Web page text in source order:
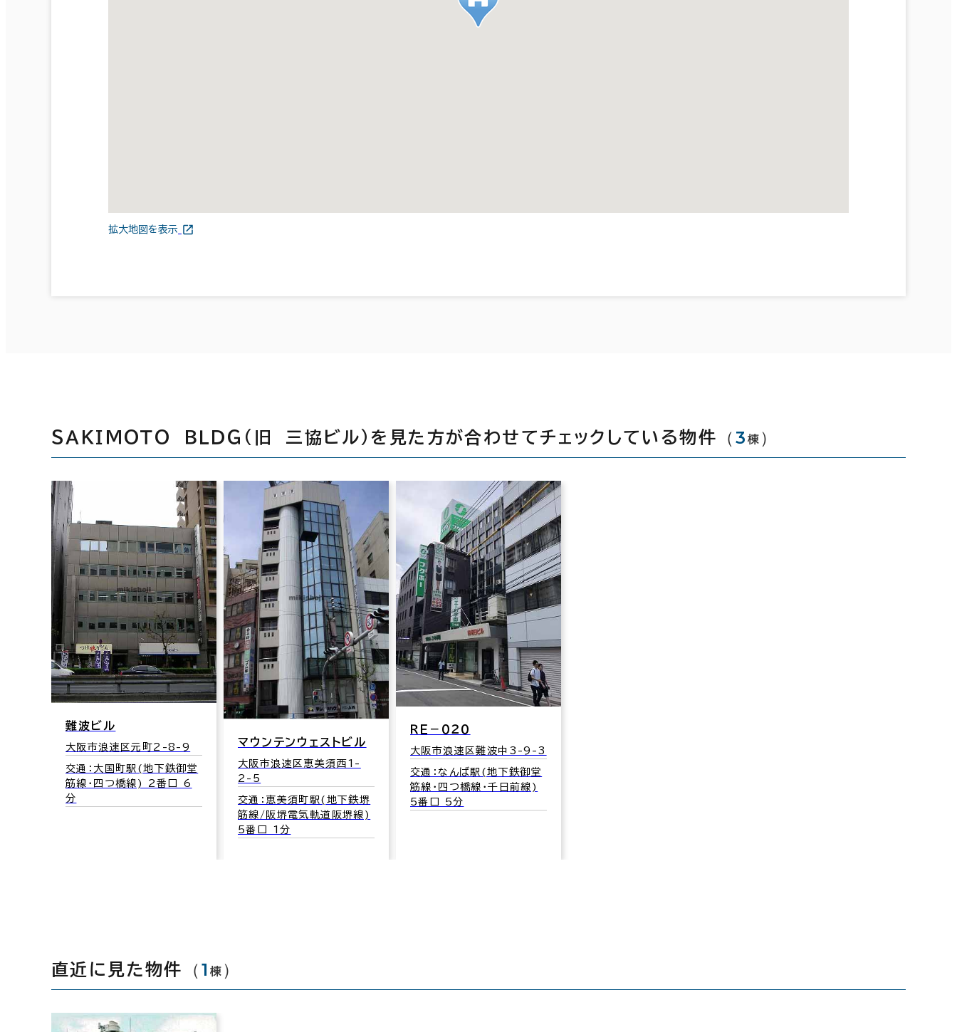
拡大地図を表示
ＳＡＫＩＭＯＴＯ ＢＬＤＧ（旧 三協ビル）を見た方が合わせてチェックしている物件 （3 棟 ）
難波ビル
大阪市浪速区元町2-8-9
交通：大国町駅(地下鉄御堂
筋線･四つ橋線) 2番口 6
分
マウンテンウェストビル
大阪市浪速区恵美須西1-
2-5
交通：恵美須町駅(地下鉄堺
筋線/阪堺電気軌道阪堺線)
5番口 1分
ＲＥ－０２０
大阪市浪速区難波中3-9-3
交通：なんば駅(地下鉄御堂
筋線･四つ橋線･千日前線)
5番口 5分
直近に見た物件 （1 棟 ）